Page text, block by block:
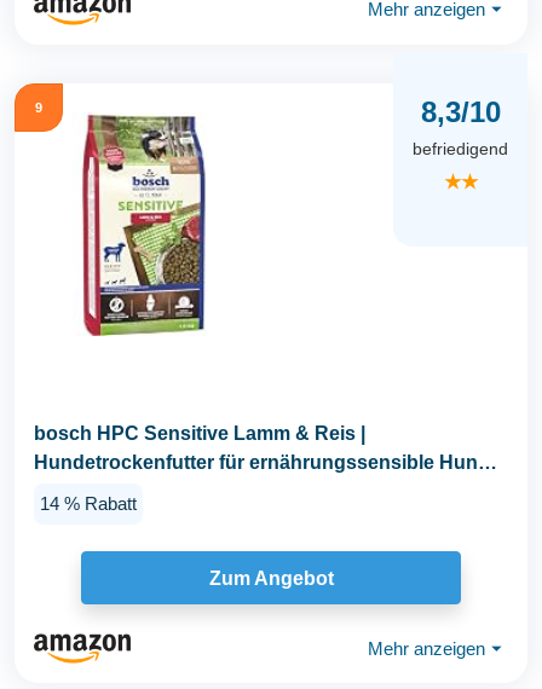
Mehr anzeigen ⏷
9 8,3/10
befriedigend
★★
bosch HPC Sensitive Lamm & Reis |
Hundetrockenfutter für ernährungssensible Hunde
14 % Rabatt
Zum Angebot
Mehr anzeigen ⏷